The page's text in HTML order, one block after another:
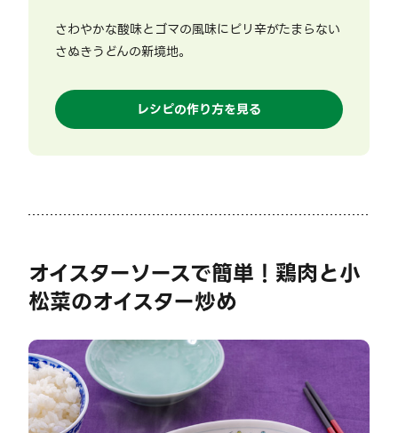
さわやかな酸味とゴマの風味にピリ辛がたまらない
さぬきうどんの新境地。
レシピの作り方を見る
オイスターソースで簡単！鶏肉と小
松菜のオイスター炒め